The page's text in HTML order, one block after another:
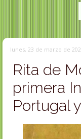
lunes, 23 de marzo de
Rita de
primera
Portugal